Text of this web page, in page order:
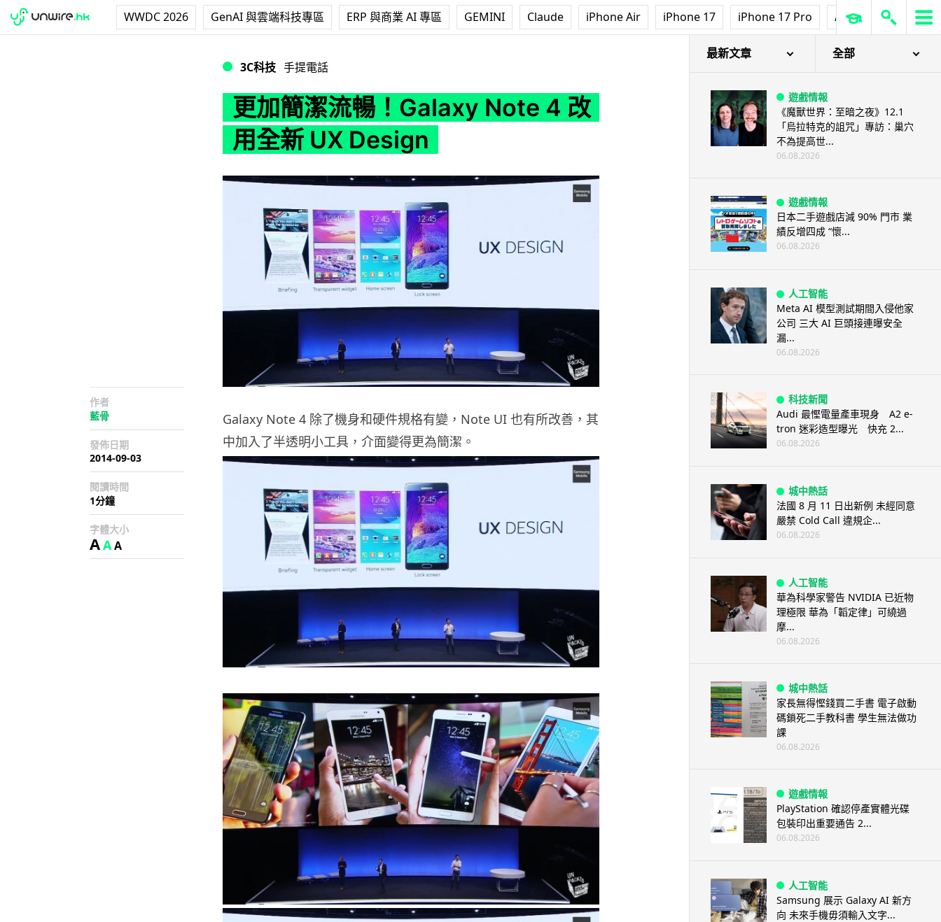
WWDC 2026 GenAI 與雲端科技專區 ERP 與商業 AI 專區 GEMINI Claude iPhone Air iPhone 17 iPhone 17 Pro AirPods Pro 3
3C科技 手提電話
更加簡潔流暢！Galaxy Note 4 改
用全新 UX Design
作者
藍骨
發佈日期
2014-09-03
閱讀時間
1分鐘
字體大小
AAA
Galaxy Note 4 除了機身和硬件規格有變，Note UI 也有所改善，其
中加入了半透明小工具，介面變得更為簡潔。
最新文章 全部
遊戲情報
《魔獸世界：至暗之夜》12.1
「烏拉特克的詛咒」專訪：巢穴
不為提高世...
06.08.2026
遊戲情報
日本二手遊戲店減 90% 門市 業
績反增四成 “懷...
06.08.2026
人工智能
Meta AI 模型測試期間入侵他家
公司 三大 AI 巨頭接連曝安全
漏...
06.08.2026
科技新聞
Audi 最慳電量產車現身 A2 e-
tron 迷彩造型曝光 快充 2...
06.08.2026
城中熱話
法國 8 月 11 日出新例 未經同意
嚴禁 Cold Call 違規企...
06.08.2026
人工智能
華為科學家警告 NVIDIA 已近物
理極限 華為「韜定律」可繞過
摩...
06.08.2026
城中熱話
家長無得慳錢買二手書 電子啟動
碼鎖死二手教科書 學生無法做功
課
06.08.2026
遊戲情報
PlayStation 確認停產實體光碟
包裝印出重要通告 2...
06.08.2026
人工智能
Samsung 展示 Galaxy AI 新方
向 未來手機毋須輸入文字...